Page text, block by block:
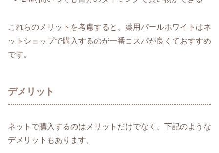
これらのメリットを考慮すると、薬用パールホワイトはネ
ットショップで購入するのが一番コスパが良くておすすめ
です。
デメリット
ネットで購入するのはメリットだけでなく、下記のような
デメリットもあります。